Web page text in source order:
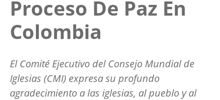
Proceso De Paz En
Colombia
El Comité Ejecutivo del Consejo Mundial de
Iglesias (CMI) expresa su profundo
agradecimiento a las iglesias, al pueblo y al